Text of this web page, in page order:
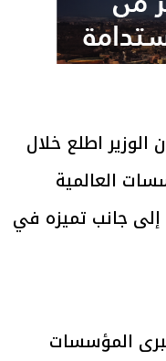
اطلع خلال
العالمية
جانب تميزه في
المؤسسات